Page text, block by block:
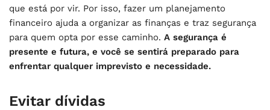
que está por vir. Por isso, fazer um planejamento
financeiro ajuda a organizar as finanças e traz segurança
para quem opta por esse caminho. A segurança é
presente e futura, e você se sentirá preparado para
enfrentar qualquer imprevisto e necessidade.
Evitar dívidas